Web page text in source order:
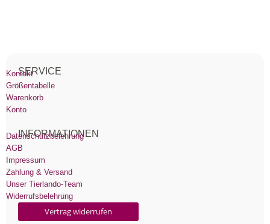
SERVICE
Kontakt
Größentabelle
Warenkorb
Konto
INFORMATIONEN
Datenschutzbelehrung
AGB
Impressum
Zahlung & Versand
Unser Tierlando-Team
Widerrufsbelehrung
Vertrag widerrufen